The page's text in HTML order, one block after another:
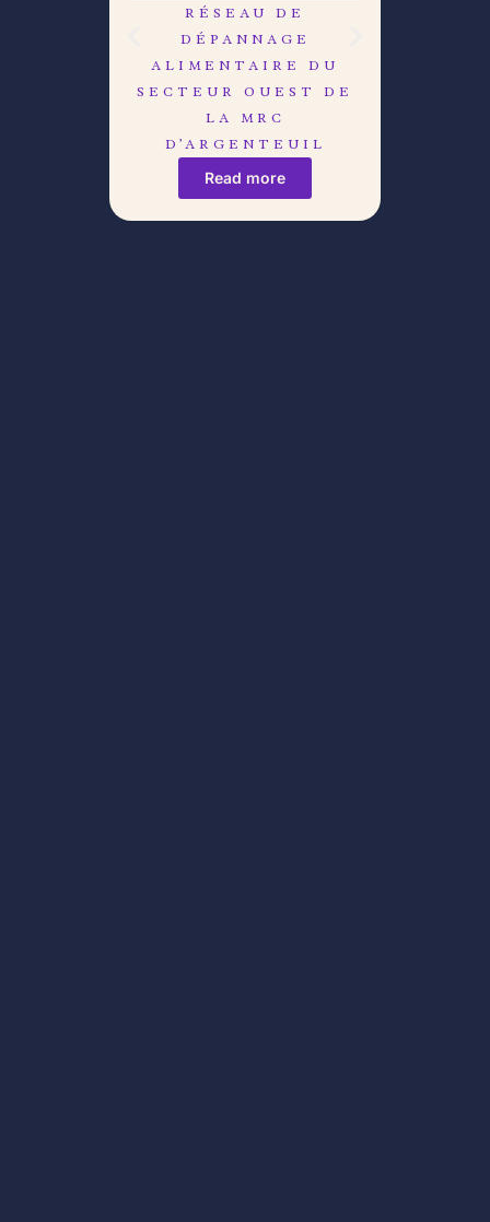
RÉSEAU DE
DÉPANNAGE
ALIMENTAIRE DU
SECTEUR OUEST DE
LA MRC
D’ARGENTEUIL
Read more